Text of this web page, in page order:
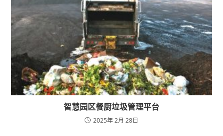
智慧园区餐厨垃圾管理平台
2025年 2月 28日